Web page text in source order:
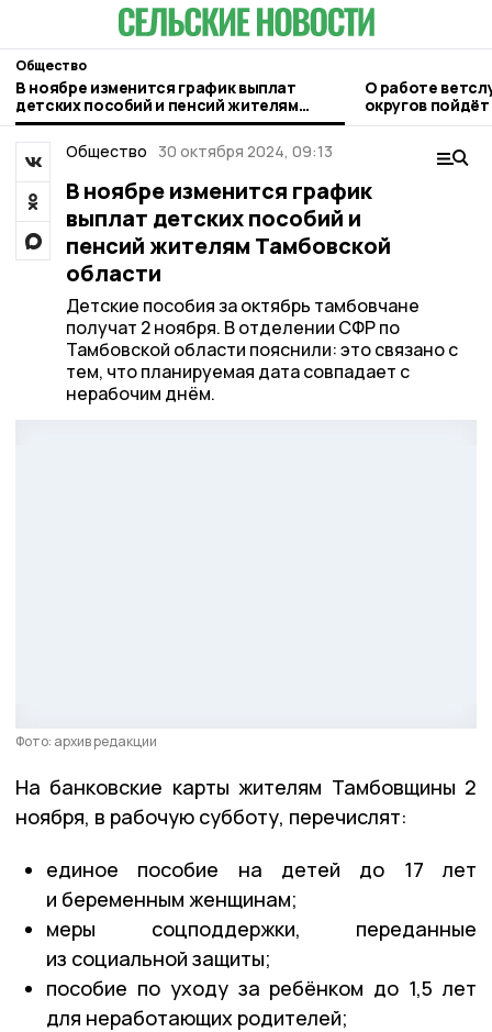
Общество
В ноябре изменится график выплат
детских пособий и пенсий жителям
Тамбовской области
О работе
округов
Общество
30 октября 2024, 09:13
В ноябре изменится график
выплат детских пособий и
пенсий жителям Тамбовской
области
Детские пособия за октябрь тамбовчане
получат 2 ноября. В отделении СФР по
Тамбовской области пояснили: это связано с
тем, что планируемая дата совпадает с
нерабочим днём.
Фото: архив редакции
На банковские карты жителям Тамбовщины 2
ноября, в рабочую субботу, перечислят:
единое пособие на детей до 17 лет
и беременным женщинам;
меры соцподдержки, переданные
из социальной защиты;
пособие по уходу за ребёнком до 1,5 лет
для неработающих родителей;